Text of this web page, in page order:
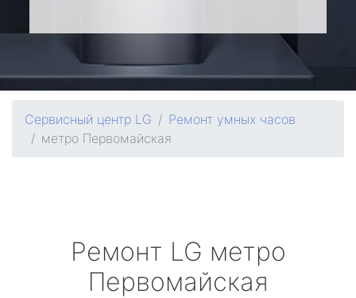
Сервисный центр LG
Ремонт умных часов
метро Первомайская
Ремонт LG метро
Первомайская